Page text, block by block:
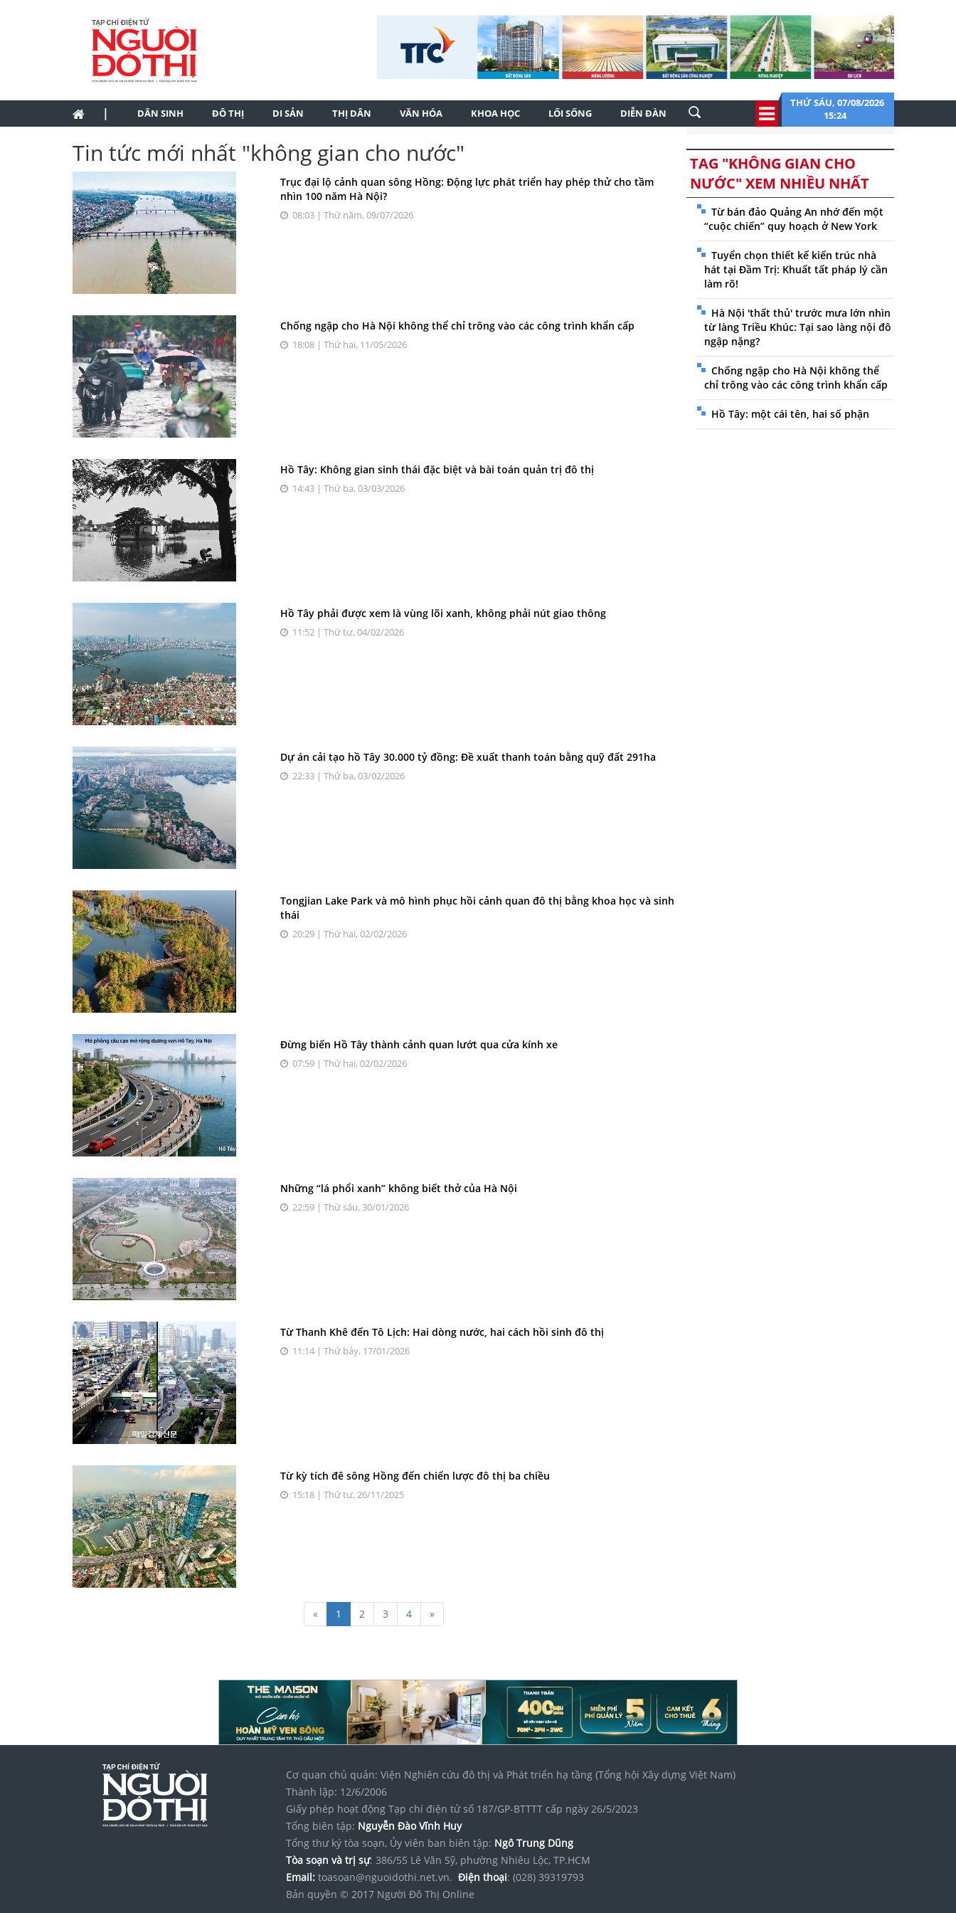
| DÂN SINH ĐÔ THỊ DI SẢN THỊ DÂN VĂN HÓA KHOA HỌC LỐI SỐNG DIỄN ĐÀN
THỨ SÁU, 07/08/2026
15:24
Tin tức mới nhất "không gian cho nước"
Trục đại lộ cảnh quan sông Hồng: Động lực phát triển hay phép thử cho tầm
nhìn 100 năm Hà Nội?
08:03 | Thứ năm, 09/07/2026
Chống ngập cho Hà Nội không thể chỉ trông vào các công trình khẩn cấp
18:08 | Thứ hai, 11/05/2026
Hồ Tây: Không gian sinh thái đặc biệt và bài toán quản trị đô thị
14:43 | Thứ ba, 03/03/2026
Hồ Tây phải được xem là vùng lõi xanh, không phải nút giao thông
11:52 | Thứ tư, 04/02/2026
Dự án cải tạo hồ Tây 30.000 tỷ đồng: Đề xuất thanh toán bằng quỹ đất 291ha
22:33 | Thứ ba, 03/02/2026
Tongjian Lake Park và mô hình phục hồi cảnh quan đô thị bằng khoa học và sinh
thái
20:29 | Thứ hai, 02/02/2026
Đừng biến Hồ Tây thành cảnh quan lướt qua cửa kính xe
07:59 | Thứ hai, 02/02/2026
Những “lá phổi xanh” không biết thở của Hà Nội
22:59 | Thứ sáu, 30/01/2026
Từ Thanh Khê đến Tô Lịch: Hai dòng nước, hai cách hồi sinh đô thị
11:14 | Thứ bảy, 17/01/2026
Từ kỳ tích đê sông Hồng đến chiến lược đô thị ba chiều
15:18 | Thứ tư, 26/11/2025
« 1 2 3 4 »
TAG "KHÔNG GIAN CHO
NƯỚC" XEM NHIỀU NHẤT
Từ bán đảo Quảng An nhớ đến một
“cuộc chiến” quy hoạch ở New York
Tuyển chọn thiết kế kiến trúc nhà
hát tại Đầm Trị: Khuất tất pháp lý cần
làm rõ!
Hà Nội 'thất thủ' trước mưa lớn nhìn
từ làng Triều Khúc: Tại sao làng nội đô
ngập nặng?
Chống ngập cho Hà Nội không thể
chỉ trông vào các công trình khẩn cấp
Hồ Tây: một cái tên, hai số phận
Cơ quan chủ quản: Viện Nghiên cứu đô thị và Phát triển hạ tầng (Tổng hội Xây dựng Việt Nam)
Thành lập: 12/6/2006
Giấy phép hoạt động Tạp chí điện tử số 187/GP-BTTTT cấp ngày 26/5/2023
Tổng biên tập: Nguyễn Đào Vĩnh Huy
Tổng thư ký tòa soạn, Ủy viên ban biên tập: Ngô Trung Dũng
Tòa soạn và trị sự: 386/55 Lê Văn Sỹ, phường Nhiêu Lộc, TP.HCM
Email: toasoan@nguoidothi.net.vn. Điện thoại: (028) 39319793
Bản quyền © 2017 Người Đô Thị Online